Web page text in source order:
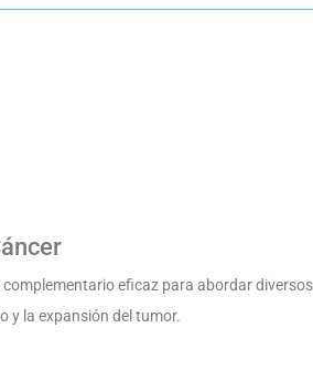
eficaz para abordar
y la expansión del tumor.